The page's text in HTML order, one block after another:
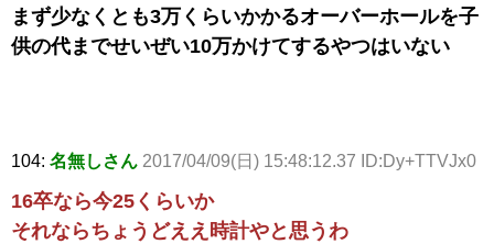
まず少なくとも3万くらいかかるオーバーホールを子
供の代までせいぜい10万かけてするやつはいない
104: 名無しさん 2017/04/09(日) 15:48:12.37 ID:Dy+TTVJx0
16卒なら今25くらいか
それならちょうどええ時計やと思うわ